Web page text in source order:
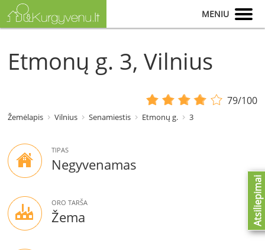
MENIU
Etmonų g. 3, Vilnius
79/100
Žemėlapis Vilnius Senamiestis Etmonų g. 3
TIPAS
Negyvenamas
ORO TARŠA
Žema Atsiliepimai